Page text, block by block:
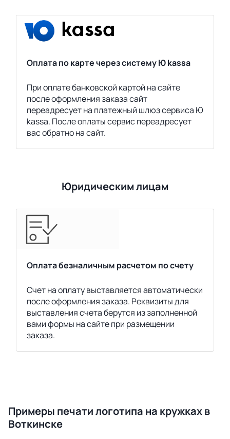
Оплата по карте через систему Ю kassa
При оплате банковской картой на сайте
после оформления заказа сайт
переадресует на платежный шлюз сервиса Ю
kassa. После оплаты сервис переадресует
вас обратно на сайт.
Юридическим лицам
Оплата безналичным расчетом по счету
Счет на оплату выставляется автоматически
после оформления заказа. Реквизиты для
выставления счета берутся из заполненной
вами формы на сайте при размещении
заказа.
Примеры печати логотипа на кружках в
Воткинске